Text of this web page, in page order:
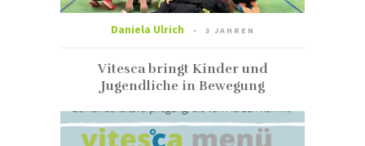
Daniela Ulrich 3 JAHREN
Vitesca bringt Kinder und
Jugendliche in Bewegung